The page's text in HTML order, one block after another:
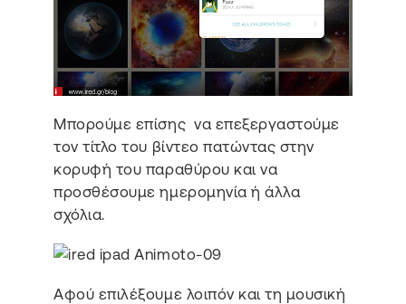
Μπορούμε επίσης να επεξεργαστούμε
τον τίτλο του βίντεο πατώντας στην
κορυφή του παραθύρου και να
προσθέσουμε ημερομηνία ή άλλα
σχόλια.
Αφού επιλέξουμε λοιπόν και τη μουσική